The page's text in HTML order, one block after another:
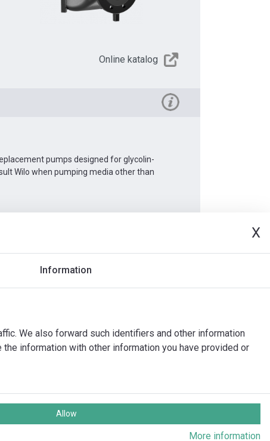
X
Information
We also forward such identifiers and other information
information with other information you have provided or
Allow
More information
Online katalog
pumps designed for glycolin-
Wilo when pumping media other than
práva vyhrazena